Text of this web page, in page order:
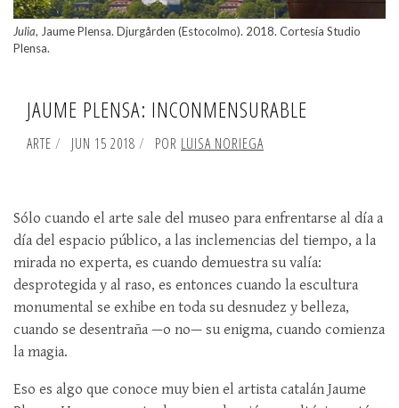
Julia, Jaume Plensa. Djurgården (Estocolmo). 2018. Cortesía Studio
Plensa.
JAUME PLENSA: INCONMENSURABLE
ARTE JUN 15 2018 POR LUISA NORIEGA
Sólo cuando el arte sale del museo para enfrentarse al día a
día del espacio público, a las inclemencias del tiempo, a la
mirada no experta, es cuando demuestra su valía:
desprotegida y al raso, es entonces cuando la escultura
monumental se exhibe en toda su desnudez y belleza,
cuando se desentraña —o no— su enigma, cuando comienza
la magia.
Eso es algo que conoce muy bien el artista catalán Jaume